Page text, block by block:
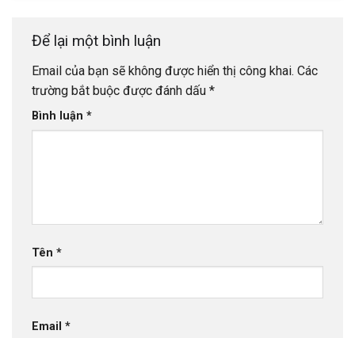
Để lại một bình luận
Email của bạn sẽ không được hiển thị công khai. Các
trường bắt buộc được đánh dấu *
Bình luận *
Tên *
Email *